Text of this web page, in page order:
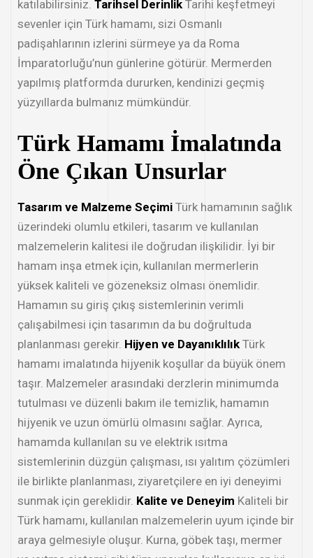
katılabilirsiniz. Tarihsel Derinlik Tarihi keşfetmeyi
sevenler için Türk hamamı, sizi Osmanlı
padişahlarının izlerini sürmeye ya da Roma
İmparatorluğu’nun günlerine götürür. Mermerden
yapılmış platformda dururken, kendinizi geçmiş
yüzyıllarda bulmanız mümkündür.
Türk Hamamı İmalatında
Öne Çıkan Unsurlar
Tasarım ve Malzeme Seçimi Türk hamamının sağlık
üzerindeki olumlu etkileri, tasarım ve kullanılan
malzemelerin kalitesi ile doğrudan ilişkilidir. İyi bir
hamam inşa etmek için, kullanılan mermerlerin
yüksek kaliteli ve gözeneksiz olması önemlidir.
Hamamın su giriş çıkış sistemlerinin verimli
çalışabilmesi için tasarımın da bu doğrultuda
planlanması gerekir. Hijyen ve Dayanıklılık Türk
hamamı imalatında hijyenik koşullar da büyük önem
taşır. Malzemeler arasındaki derzlerin minimumda
tutulması ve düzenli bakım ile temizlik, hamamın
hijyenik ve uzun ömürlü olmasını sağlar. Ayrıca,
hamamda kullanılan su ve elektrik ısıtma
sistemlerinin düzgün çalışması, ısı yalıtım çözümleri
ile birlikte planlanması, ziyaretçilere en iyi deneyimi
sunmak için gereklidir. Kalite ve Deneyim Kaliteli bir
Türk hamamı, kullanılan malzemelerin uyum içinde bir
araya gelmesiyle oluşur. Kurna, göbek taşı, mermer